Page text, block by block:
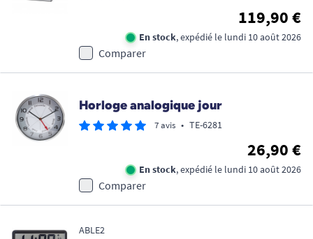
119,90 €
En stock, expédié le lundi 10 août 2026
Comparer
Horloge analogique jour
7 avis • TE-6281
26,90 €
En stock, expédié le lundi 10 août 2026
Comparer
ABLE2